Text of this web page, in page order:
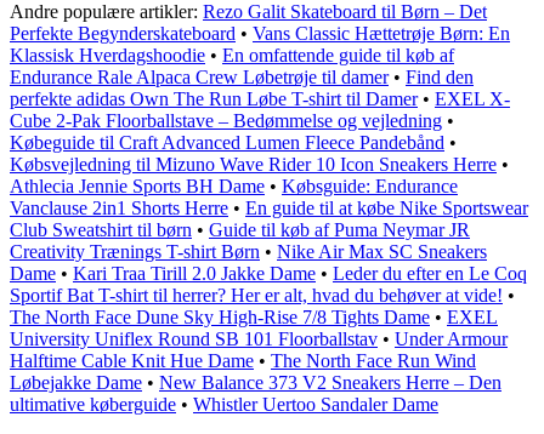
Andre populære artikler: Rezo Galit Skateboard til Børn – Det
Perfekte Begynderskateboard • Vans Classic Hættetrøje Børn: En
Klassisk Hverdagshoodie • En omfattende guide til køb af
Endurance Rale Alpaca Crew Løbetrøje til damer• Find den
perfekte adidas Own The Run Løbe T-shirt til Damer• EXEL X-
Cube 2-Pak Floorballstave – Bedømmelse og vejledning •
Købeguide til Craft Advanced Lumen Fleece Pandebånd •
Købsvejledning til Mizuno Wave Rider 10 Icon Sneakers Herre •
Athlecia Jennie Sports BH Dame • Købsguide: Endurance
Vanclause 2in1 Shorts Herre • En guide til at købe Nike Sportswear
Club Sweatshirt til børn • Guide til køb af Puma Neymar JR
Creativity Trænings T-shirt Børn • Nike Air Max SC Sneakers
Dame • Kari Traa Tirill 2.0 Jakke Dame • Leder du efter en Le Coq
Sportif Bat T-shirt til herrer? Her er alt, hvad du behøver at vide! •
The North Face Dune Sky High-Rise 7/8 Tights Dame • EXEL
University Uniflex Round SB 101 Floorballstav • Under Armour
Halftime Cable Knit Hue Dame • The North Face Run Wind
Løbejakke Dame • New Balance 373 V2 Sneakers Herre – Den
ultimative køberguide • Whistler Uertoo Sandaler Dame